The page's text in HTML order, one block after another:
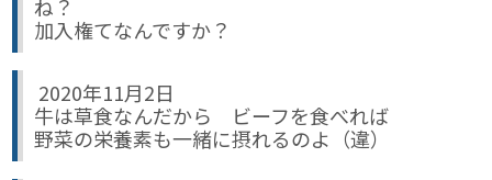
ね？
加入権てなんですか？
2020年11月2日
牛は草食なんだから ビーフを食べれば
野菜の栄養素も一緒に摂れるのよ（違）